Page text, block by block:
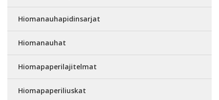
Hiomanauhapidinsarjat
Hiomanauhat
Hiomapaperilajitelmat
Hiomapaperiliuskat